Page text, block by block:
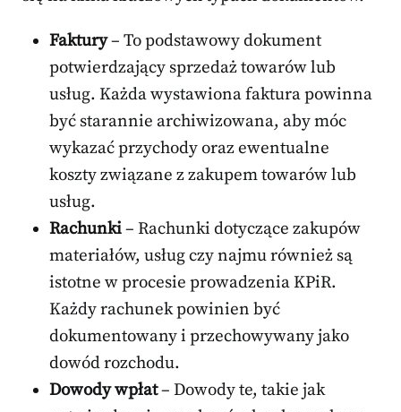
Faktury– To podstawowy dokument
potwierdzający sprzedaż towarów lub
usług. Każda wystawiona faktura powinna
być starannie archiwizowana, aby móc
wykazać przychody oraz ewentualne
koszty związane z zakupem towarów lub
usług.
Rachunki– Rachunki dotyczące zakupów
materiałów, usług czy najmu również są
istotne w procesie prowadzenia KPiR.
Każdy rachunek powinien być
dokumentowany i przechowywany jako
dowód rozchodu.
Dowody wpłat– Dowody te, takie jak